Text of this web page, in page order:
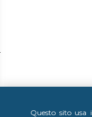
Questo sito usa